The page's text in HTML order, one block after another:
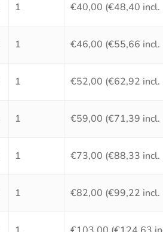
1 €40,00 (€48,40
1 €46,00 (€55,66
1 €52,00 (€62,92
1 €59,00 (€71,39
1 €73,00 (€88,33
1 €82,00 (€99,22